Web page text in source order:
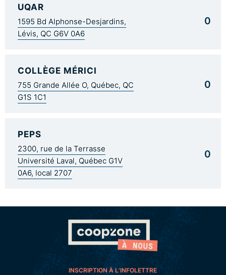
UQAR
1595 Bd Alphonse-Desjardins,
Lévis, QC G6V 0A6
0
COLLÈGE MÉRICI
755 Grande Allée O, Québec, QC
G1S 1C1
0
PEPS
2300, rue de la Terrasse
Université Laval, Québec G1V
0A6, local 2707
0
INSCRIPTION À L’INFOLETTRE